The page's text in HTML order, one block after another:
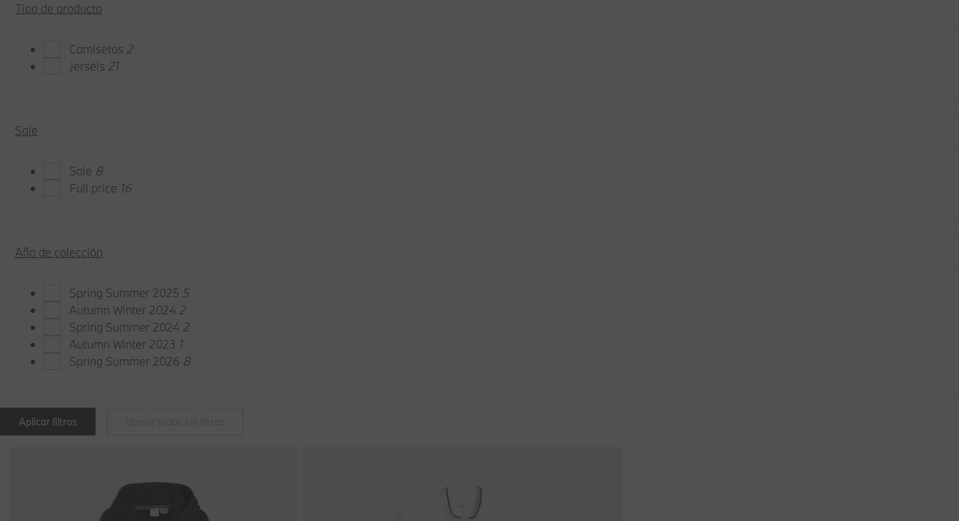
Tipo de producto
Camisetas 2
Jerséis 21
Sale
Sale 8
Full price 16
Año de colección
Spring Summer 2025 5
Autumn Winter 2024 2
Spring Summer 2024 2
Autumn Winter 2023 1
Spring Summer 2026 8
Aplicar filtros